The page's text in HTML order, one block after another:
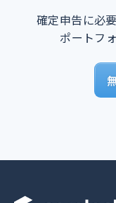
確定申告に必
ポートフ